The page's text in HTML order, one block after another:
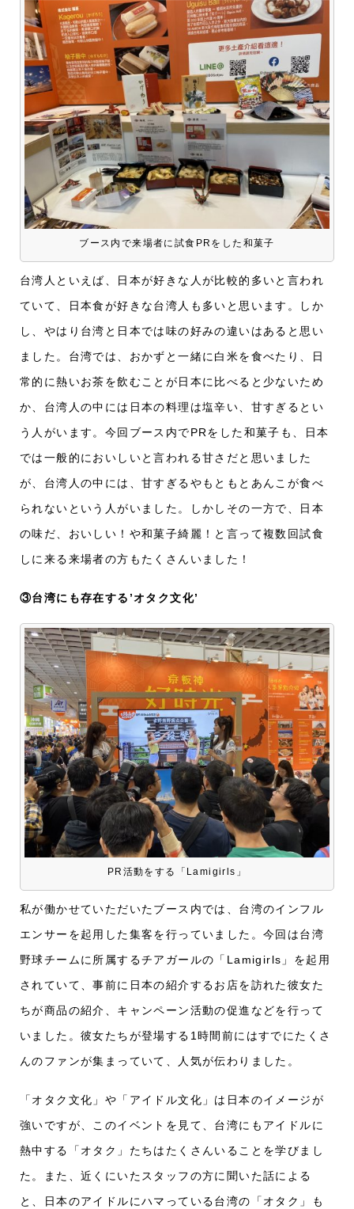
ブース内で来場者に試食PRをした和菓子
台湾人といえば、日本が好きな人が比較的多いと言われ
ていて、日本食が好きな台湾人も多いと思います。しか
し、やはり台湾と日本では味の好みの違いはあると思い
ました。 台湾では、おかずと一緒に白米を食べたり、日
常的に熱いお茶を飲むことが日本に比べると少ないため
か、台湾人の中には日本の料理は塩辛い、甘すぎるとい
う人がいます。今回ブース内でPRをした和菓子も、日本
では一般的においしいと言われる甘さだと思いました
が、台湾人の中には、甘すぎるやもともとあんこが食べ
られないという人がいました。しかしその一方で、日本
の味だ、おいしい！や和菓子綺麗！と言って複数回試食
しに来る来場者の方もたくさんいました！
③台湾にも存在する’オタク文化’
PR活動をする「Lamigirls」
私が働かせていただいたブース内では、台湾のインフル
エンサーを起用した集客を行っていました。 今回は台湾
野球チームに所属するチアガールの「Lamigirls」を起用
されていて、事前に日本の紹介するお店を訪れた彼女た
ちが商品の紹介、キャンペーン活動の促進などを行って
いました。彼女たちが登場する1時間前にはすでにたくさ
んのファンが集まっていて、人気が伝わりました。
「オタク文化」や「アイドル文化」は日本のイメージが
強いですが、このイベントを見て、台湾にもアイドルに
熱中する「オタク」たちはたくさんいることを学びまし
た。また、近くにいたスタッフの方に聞いた話による
と、日本のアイドルにハマっている台湾の「オタク」も